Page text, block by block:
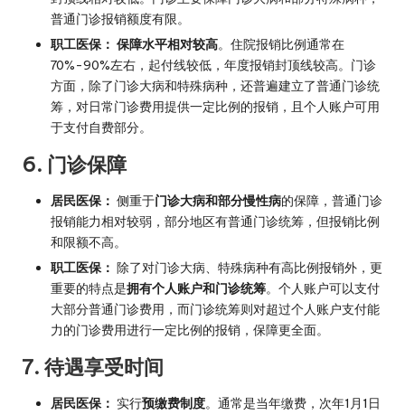
普通门诊报销额度有限。
职工医保： 保障水平相对较高。住院报销比例通常在
70%-90%左右，起付线较低，年度报销封顶线较高。门诊
方面，除了门诊大病和特殊病种，还普遍建立了普通门诊统
筹，对日常门诊费用提供一定比例的报销，且个人账户可用
于支付自费部分。
6. 门诊保障
居民医保： 侧重于门诊大病和部分慢性病的保障，普通门诊
报销能力相对较弱，部分地区有普通门诊统筹，但报销比例
和限额不高。
职工医保： 除了对门诊大病、特殊病种有高比例报销外，更
重要的特点是拥有个人账户和门诊统筹。个人账户可以支付
大部分普通门诊费用，而门诊统筹则对超过个人账户支付能
力的门诊费用进行一定比例的报销，保障更全面。
7. 待遇享受时间
居民医保： 实行预缴费制度。通常是当年缴费，次年1月1日